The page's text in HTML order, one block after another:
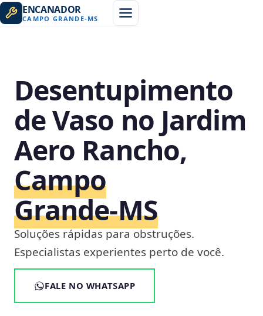
ENCANADOR
CAMPO GRANDE-MS
Desentupimento
de Vaso no Jardim
Aero Rancho,
Campo
Grande‑MS
Soluções rápidas para obstruções.
Especialistas experientes perto de você.
FALE NO WHATSAPP